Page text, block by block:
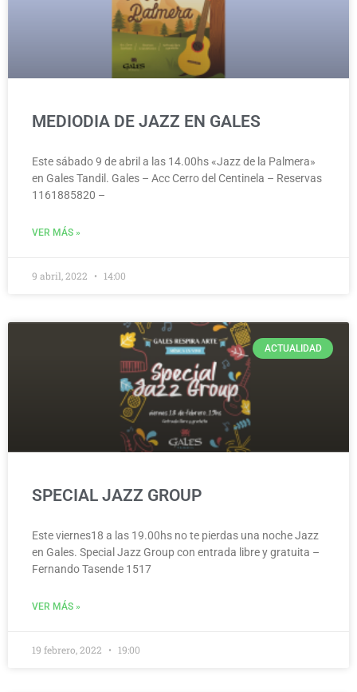
MEDIODIA DE JAZZ EN GALES
Este sábado 9 de abril a las 14.00hs «Jazz de la Palmera»
en Gales Tandil. Gales – Acc Cerro del Centinela – Reservas
1161885820 –
VER MÁS »
9 abril, 2022 14:00
ACTUALIDAD
SPECIAL JAZZ GROUP
Este viernes18 a las 19.00hs no te pierdas una noche Jazz
en Gales. Special Jazz Group con entrada libre y gratuita –
Fernando Tasende 1517
VER MÁS »
19 febrero, 2022 19:00